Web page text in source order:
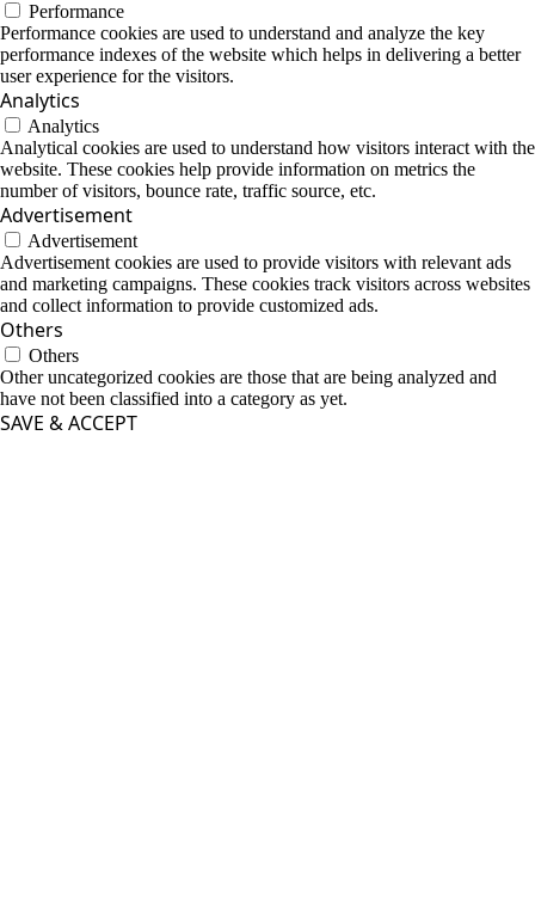
Performance
Performance cookies are used to understand and analyze the key
performance indexes of the website which helps in delivering a better
user experience for the visitors.
Analytics
Analytics
Analytical cookies are used to understand how visitors interact with the
website. These cookies help provide information on metrics the
number of visitors, bounce rate, traffic source, etc.
Advertisement
Advertisement
Advertisement cookies are used to provide visitors with relevant ads
and marketing campaigns. These cookies track visitors across websites
and collect information to provide customized ads.
Others
Others
Other uncategorized cookies are those that are being analyzed and
have not been classified into a category as yet.
SAVE & ACCEPT